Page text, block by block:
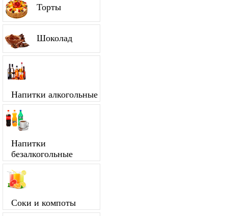
Торты
Шоколад
Напитки алкогольные
Напитки
безалкогольные
Соки и компоты